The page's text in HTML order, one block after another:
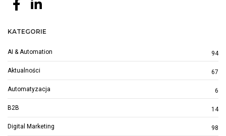
KATEGORIE
AI & Automation 94
Aktualności 67
Automatyzacja 6
B2B 14
Digital Marketing 98